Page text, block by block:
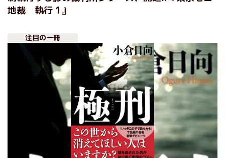
地裁 執行 1』
注目の一冊